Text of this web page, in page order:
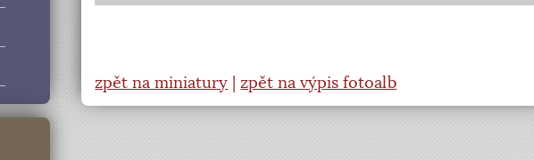
zpět na miniatury |zpět na výpis fotoalb